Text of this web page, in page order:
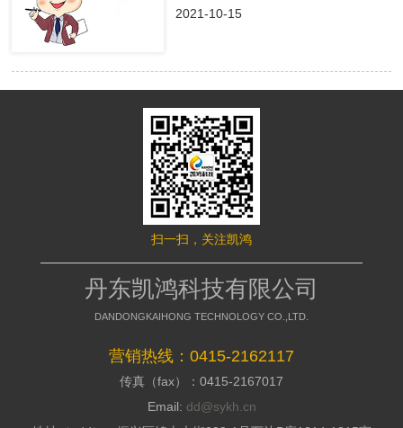
背后都是一个高额的订单，假如不能做
到询盘转化，那意味着网络推行是失败
的，所以要明白的了解搭站公司的策划
才干; 2、看搭站公司的美工规划才
干 美工的才干决议推行型网站留
给用户的形象，如今的消费者不缺少内
容，缺少的是视觉，如今市面上的网站
都是千人一面的，当访客户，发现一个
公司的形象，情不自禁的即是深化浏
览，招引用户，提高方针客户对公司的
好感; 3、看搭站公司的搭站才干
系，如今市面上很多的建站公司都是仿
制别人的，可以把外观做到相似，可是
后台系能却相差万里，很多的仿站的建
级。移动端网站有流量了，每天就会有
深专家们向大家介绍了移动端流量异常
的解决方案。 什么是移动端流量
异常? 移动端流量异常可以通过平
台两个渠道数据判断： 1、 站长平
台流量与关键词的工具 2、 移动适
配中的移动适配状态曲线图 这两
个地方如果出现流量突然间下降50%以
上，且持续性降低，四五天后流量没有
明显涨幅的。 移动端的排查流程
如果出现上述现象，建议大家按照
下面流程图进行排查 索引量下降
常见原因及解决方案
id=331 站点流量异常追查文档
http://zhanzhang.baidu.com/college/
id=221 纯移动站、代码适配，自
适应与跳转适配有些不同，所以根据站
2021-10-15
扫一扫，关注凯鸿
丹东凯鸿科技有限公司
DANDONGKAIHONG TECHNOLOGY CO.,LTD.
营销热线：0415-2162117
传真（fax）：0415-2167017
Email: dd@sykh.cn